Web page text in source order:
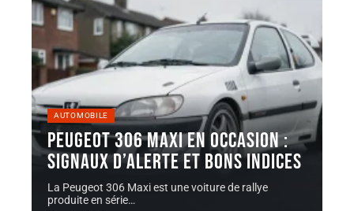
AUTOMOBILE
Peugeot 306 Maxi en occasion :
signaux d’alerte et bons indices
La Peugeot 306 Maxi est une voiture de rallye
produite en série…